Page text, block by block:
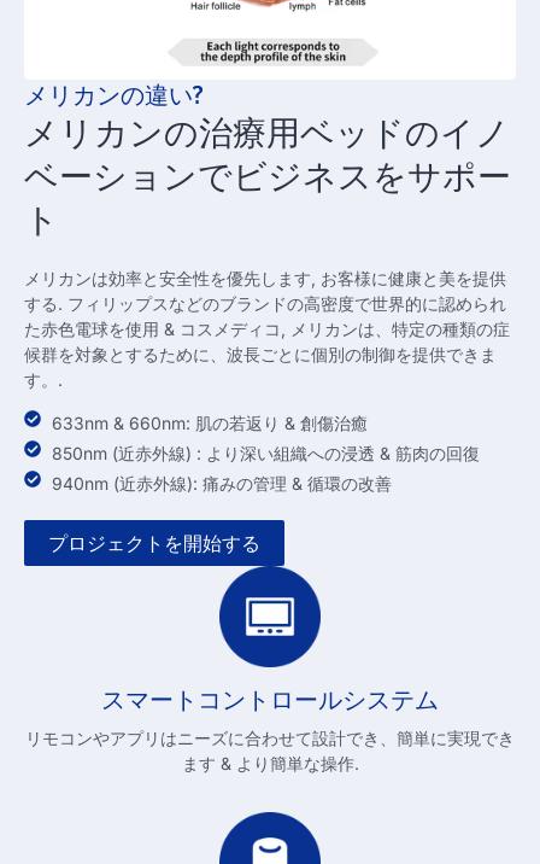
メリカンの違い?
メリカンの治療用ベッドのイノ
ベーションでビジネスをサポー
ト
メリカンは効率と安全性を優先します, お客様に健康と美を提供
する. フィリップスなどのブランドの高密度で世界的に認められ
た赤色電球を使用 & コスメディコ, メリカンは、特定の種類の症
候群を対象とするために、波長ごとに個別の制御を提供できま
す。.
633nm & 660nm: 肌の若返り & 創傷治癒
850nm (近赤外線) : より深い組織への浸透 & 筋肉の回復
940nm (近赤外線): 痛みの管理 & 循環の改善
プロジェクトを開始する
スマートコントロールシステム
リモコンやアプリはニーズに合わせて設計でき、簡単に実現でき
ます & より簡単な操作.